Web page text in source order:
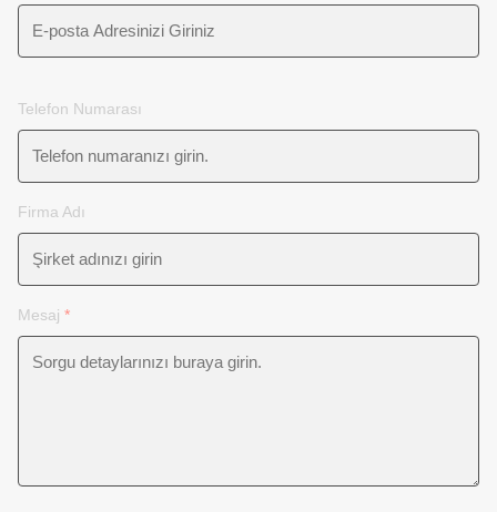
Telefon Numarası
Firma Adı
Mesaj *